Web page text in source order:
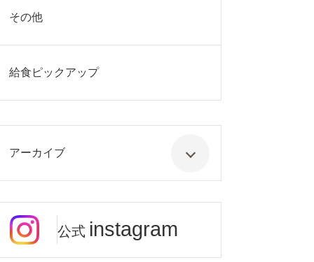
その他
給食ピックアップ
アーカイブ
公式 instagram